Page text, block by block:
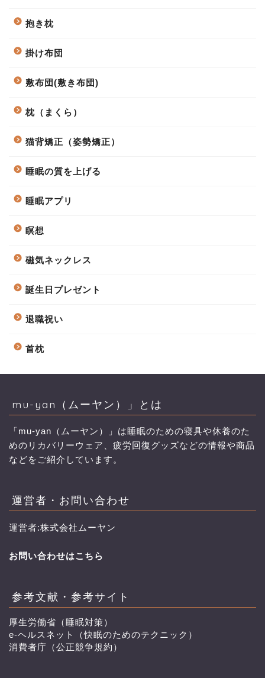
抱き枕
掛け布団
敷布団(敷き布団)
枕（まくら）
猫背矯正（姿勢矯正）
睡眠の質を上げる
睡眠アプリ
瞑想
磁気ネックレス
誕生日プレゼント
退職祝い
首枕
mu-yan（ムーヤン）」とは
「mu-yan（ムーヤン）」は睡眠のための寝具や休養のた
めのリカバリーウェア、疲労回復グッズなどの情報や商品
などをご紹介しています。
運営者・お問い合わせ
運営者:株式会社ムーヤン
お問い合わせはこちら
参考文献・参考サイト
厚生労働省（睡眠対策）
e-ヘルスネット（快眠のためのテクニック）
消費者庁（公正競争規約）